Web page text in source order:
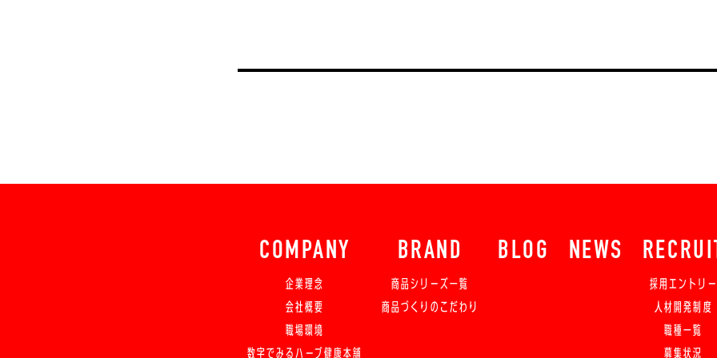
COMPANY
企業理念
会社概要
職場環境
数字でみるハーブ健康本舗
BRAND
商品シリーズ一覧
商品づくりのこだわり
BLOG NEWS
採用エントリー
人材開発制度
職種一覧
募集状況